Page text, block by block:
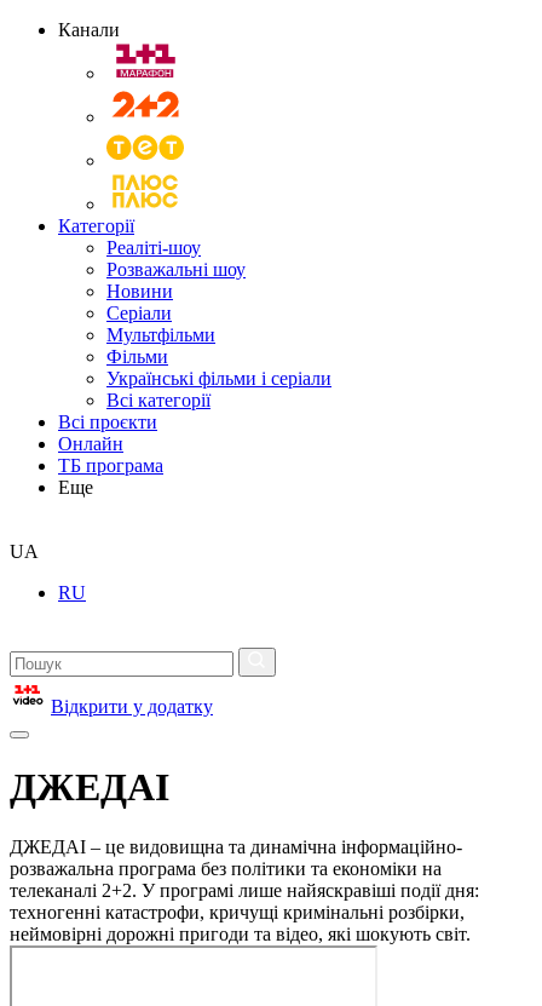
Канали
Категорії
Реаліті-шоу
Розважальні шоу
Новини
Серіали
Мультфільми
Фільми
Українські фільми і серіали
Всі категорії
Всі проєкти
Онлайн
ТБ програма
Еще
UA
RU
Відкрити у додатку
ДЖЕДАІ
ДЖЕДАІ – це видовищна та динамічна інформаційно-
розважальна програма без політики та економіки на
телеканалі 2+2. У програмі лише найяскравіші події дня:
техногенні катастрофи, кричущі кримінальні розбірки,
неймовірні дорожні пригоди та відео, які шокують світ.